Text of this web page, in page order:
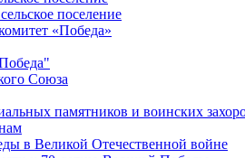
поселение
«Победа»
Союза
памятников и воинских
в Великой Отечественной войне